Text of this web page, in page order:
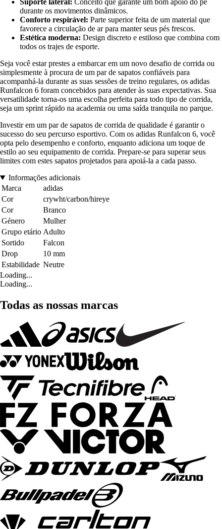
Suporte lateral: Conceito que garante um bom apoio do pé
durante os movimentos dinâmicos.
Conforto respirável: Parte superior feita de um material que
favorece a circulação de ar para manter seus pés frescos.
Estética moderna: Design discreto e estiloso que combina com
todos os trajes de esporte.
Seja você estar prestes a embarcar em um novo desafio de corrida ou
simplesmente à procura de um par de sapatos confiáveis para
acompanhá-la durante as suas sessões de treino regulares, os adidas
Runfalcon 6 foram concebidos para atender às suas expectativas. Sua
versatilidade torna-os uma escolha perfeita para todo tipo de corrida,
seja um sprint rápido na academia ou uma saída tranquila no parque.
Investir em um par de sapatos de corrida de qualidade é garantir o
sucesso do seu percurso esportivo. Com os adidas Runfalcon 6, você
opta pelo desempenho e conforto, enquanto adiciona um toque de
estilo ao seu equipamento de corrida. Prepare-se para superar seus
limites com estes sapatos projetados para apoiá-la a cada passo.
Informações adicionais
Marca
adidas
Cor
crywht/carbon/hireye
Cor
Branco
Género
Mulher
Grupo etário Adulto
Sortido
Falcon
Drop
10 mm
Estabilidade Neutre
Loading...
Loading...
Todas as nossas marcas